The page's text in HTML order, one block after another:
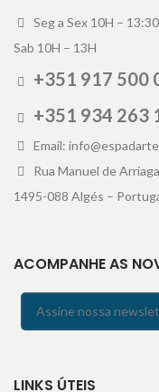
Seg a Sex 10H –
Sab 10H – 13H
+351 917 500
+351 934 263
Email:
Rua Manuel de
1495-088 Algés –
ACOMPANHE AS
LINKS ÚTEIS